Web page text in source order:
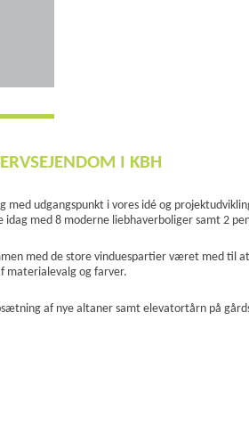
I KBH
udgangspunkt i vores idé og
idag med 8 moderne liebhaverboliger samt 2
med de store vinduespartier været med til
og farver.
af nye altaner samt elevatortårn på